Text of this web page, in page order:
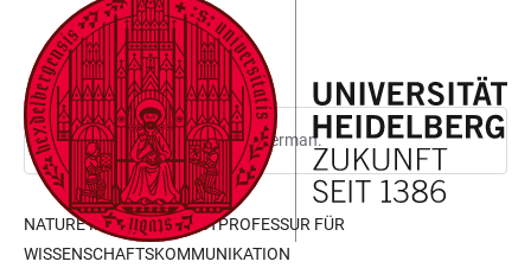
ACCESSIBILITY
LINKS
JUMP
TO
MAIN
CONTENT
OPEN
MAIN
NAVIGATION
OPEN
SEARCH
FORM
This page is only available in German.
NATURE MARSILIUS GASTPROFESSUR FÜR
WISSENSCHAFTSKOMMUNIKATION